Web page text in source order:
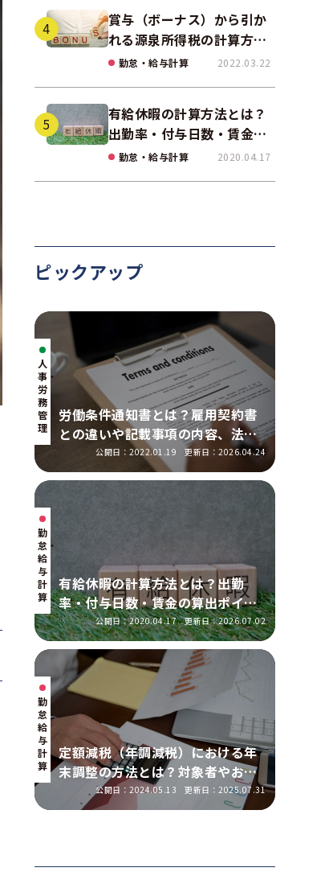
賞与（ボーナス）から引か
れる源泉所得税の計算方法
をわかりやすく解説
勤怠・給与計算 2022.03.22
有給休暇の計算方法とは？
出勤率・付与日数・賃金の
算出ポイントを実務に即し
勤怠・給与計算 2020.04.17
ピックアップ
人
事・
労
務
管
理
労働条件通知書とは？雇用契約書
との違いや記載事項の内容、法改
正の明示ルールを解説
公開日：2022.01.19 更新日：2026.04.24
勤
怠・
給
与
計
算
有給休暇の計算方法とは？出勤
率・付与日数・賃金の算出ポイン
トを実務に即して解説
公開日：2020.04.17 更新日：2026.07.02
勤
怠・
給
与
計
算
定額減税（年調減税）における年
末調整の方法とは？対象者やおこ
なう手順を解説
公開日：2024.05.13 更新日：2025.07.31